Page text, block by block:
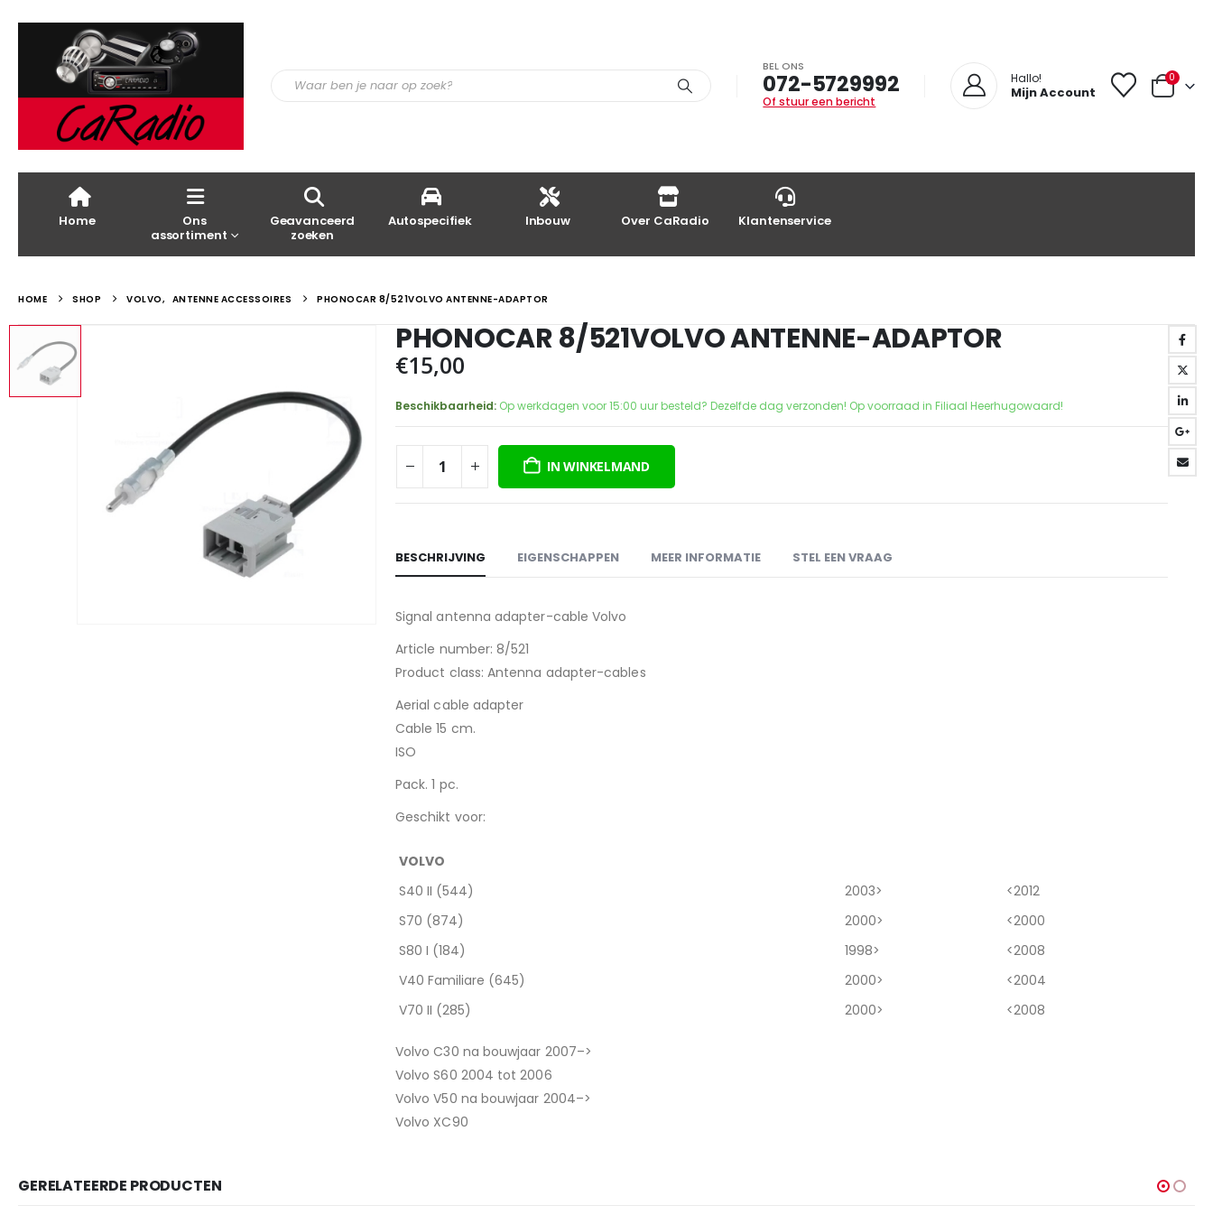
BEL ONS
072-5729992
Of stuur een bericht
Hallo!
Mijn Account
0
Home
Ons
assortiment
Geavanceerd
zoeken
Autospecifiek Inbouw Over CaRadio Klantenservice
HOME SHOP VOLVO, ANTENNE ACCESSOIRES PHONOCAR 8/521VOLVO ANTENNE-ADAPTOR
PHONOCAR 8/521VOLVO ANTENNE-ADAPTOR
€15,00
Beschikbaarheid: Op werkdagen voor 15:00 uur besteld? Dezelfde dag verzonden! Op voorraad in Filiaal Heerhugowaard!
IN WINKELMAND
BESCHRIJVING EIGENSCHAPPEN MEER INFORMATIE STEL EEN VRAAG
Signal antenna adapter-cable Volvo
Article number: 8/521
Product class: Antenna adapter-cables
Aerial cable adapter
Cable 15 cm.
ISO
Pack. 1 pc.
Geschikt voor:
VOLVO
S40 II (544)
2003>
<2012
S70 (874)
2000>
<2000
S80 I (184)
1998>
<2008
V40 Familiare (645)
2000>
<2004
V70 II (285)
2000> <2008
Volvo C30 na bouwjaar 2007–>
Volvo S60 2004 tot 2006
Volvo V50 na bouwjaar 2004–>
Volvo XC90
GERELATEERDE PRODUCTEN